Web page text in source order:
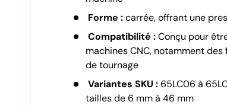
Forme :carrée, offrant une
Compatibilité :Conçu pour
machines CNC, notamment
de tournage
Variantes SKU :65LC06 à
tailles de 6 mm à 46 mm